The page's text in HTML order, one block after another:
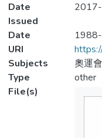
Date
Issued
Date
URI
Subjects
奧運
Type
other
File(s)